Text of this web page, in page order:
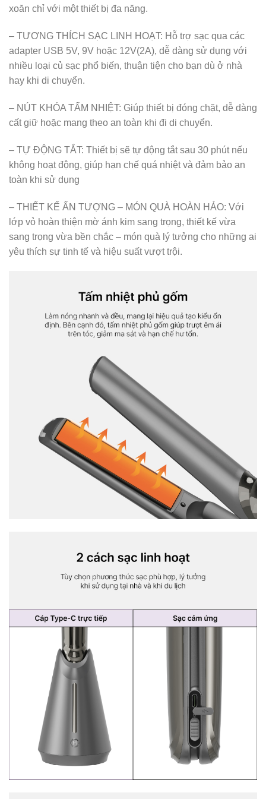
xoăn chỉ với một thiết bị đa năng.
– TƯƠNG THÍCH SẠC LINH HOẠT: Hỗ trợ sạc qua các
adapter USB 5V, 9V hoặc 12V(2A), dễ dàng sử dụng với
nhiều loại củ sạc phổ biến, thuận tiện cho bạn dù ở nhà
hay khi di chuyển.
– NÚT KHÓA TẤM NHIỆT: Giúp thiết bị đóng chặt, dễ dàng
cất giữ hoặc mang theo an toàn khi đi di chuyển.
– TỰ ĐỘNG TẮT: Thiết bị sẽ tự động tắt sau 30 phút nếu
không hoạt động, giúp hạn chế quá nhiệt và đảm bảo an
toàn khi sử dụng
– THIẾT KẾ ẤN TƯỢNG – MÓN QUÀ HOÀN HẢO: Với
lớp vỏ hoàn thiện mờ ánh kim sang trọng, thiết kế vừa
sang trọng vừa bền chắc – món quà lý tưởng cho những ai
yêu thích sự tinh tế và hiệu suất vượt trội.